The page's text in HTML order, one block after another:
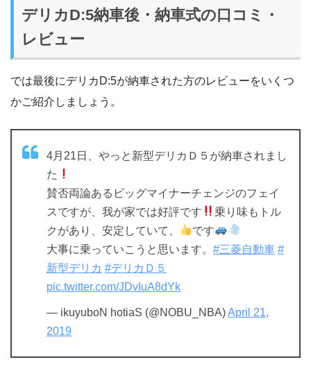
デリカD:5納車後・納車式の口コミ・
レビュー
では最後にデリカD:5が納車された方のレビューをいくつ
かご紹介しましょう。
4月21日、やっと新型デリカＤ５が納車されまし
た
賛否両論あるビッグマイナーチェンジのフェイ
スですが、我が家では好評です
乗り味もトル
クがあり、安定していて、
です
大事に乗っていこうと思います。 #三菱自動車 #
新型デリカ #デリカＤ５
pic.twitter.com/JDvIuA8dYk
— ikuyuboN hotiaS (@NOBU_NBA)April 21,
2019